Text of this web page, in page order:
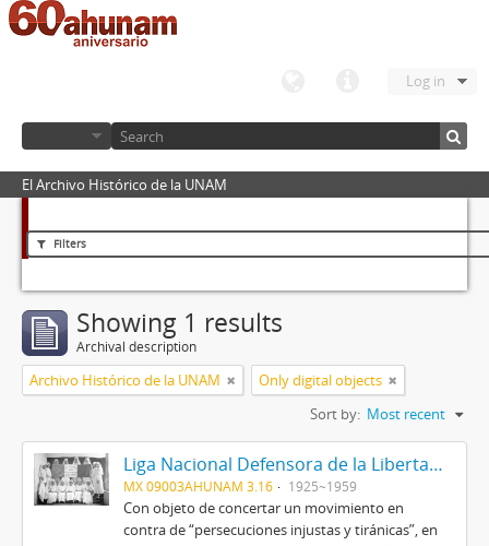
Log in
El Archivo Histórico de la UNAM
Filters
Showing 1 results
Archival description
Archivo Histórico de la UNAM
Only digital objects
Sort by: Most recent
Liga Nacional Defensora de la Libertad Religiosa
MX 09003AHUNAM 3.16 1925~1959
Con objeto de concertar un movimiento en
contra de “persecuciones injustas y tiránicas”, en